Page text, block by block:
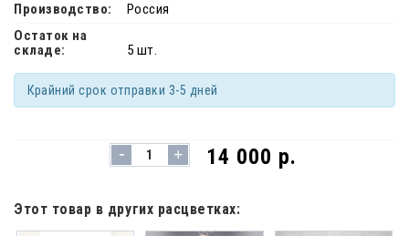
Производство:
Россия
Остаток на
складе:
5 шт.
Крайний срок отправки 3-5 дней
- + 14 000 р.
Этот товар в других расцветках: